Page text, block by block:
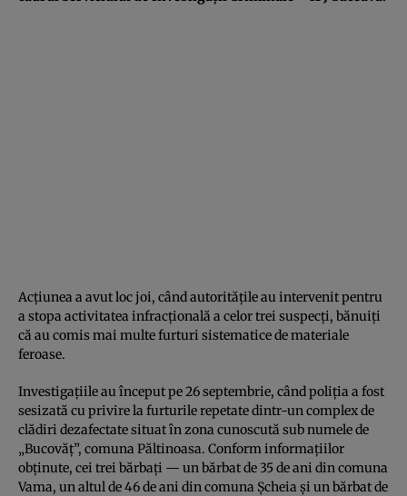
Acțiunea a avut loc joi, când autoritățile au intervenit pentru
a stopa activitatea infracțională a celor trei suspecți, bănuiți
că au comis mai multe furturi sistematice de materiale
feroase.
Investigațiile au început pe 26 septembrie, când poliția a fost
sesizată cu privire la furturile repetate dintr-un complex de
clădiri dezafectate situat în zona cunoscută sub numele de
„Bucovăț”, comuna Păltinoasa. Conform informațiilor
obținute, cei trei bărbați — un bărbat de 35 de ani din comuna
Vama, un altul de 46 de ani din comuna Șcheia și un bărbat de